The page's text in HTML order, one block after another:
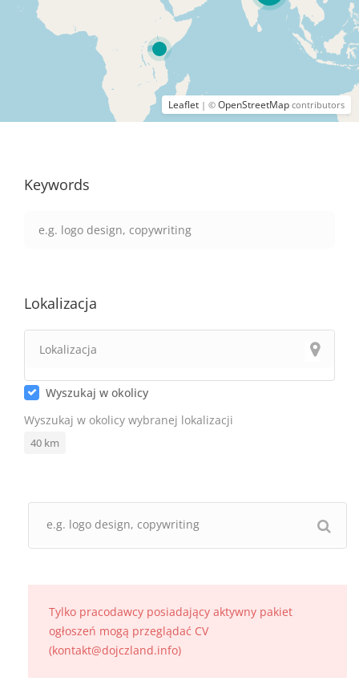
Leaflet | © OpenStreetMap contributors
Keywords
Lokalizacja
Wyszukaj w okolicy
Wyszukaj w okolicy wybranej lokalizacji
40 km
Tylko pracodawcy posiadający aktywny pakiet
ogłoszeń mogą przeglądać CV
(kontakt@dojczland.info)